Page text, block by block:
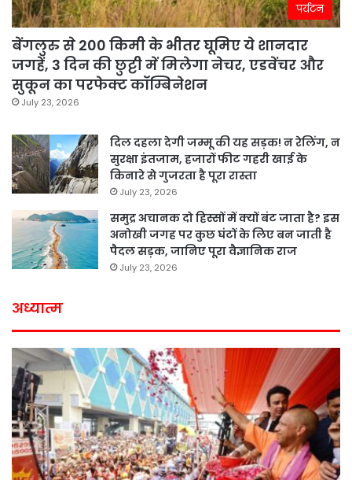
पर्यटन
बेंगलुरु से 200 किमी के भीतर घूमिए ये शानदार
जगहें, 3 दिन की छुट्टी में मिलेगा नेचर, एडवेंचर और
सुकून का परफेक्ट कॉम्बिनेशन
July 23, 2026
दिल दहला देगी जम्मू की यह सड़क! न रेलिंग, न
सुरक्षा इंतजाम, हजारों फीट गहरी खाई के
किनारे से गुजरता है पूरा रास्ता
July 23, 2026
समुद्र अचानक दो हिस्सों में क्यों बंट जाता है? इस
अनोखी जगह पर कुछ घंटों के लिए बन जाती है
पैदल सड़क, जानिए पूरा वैज्ञानिक राज
July 23, 2026
अध्यात्म